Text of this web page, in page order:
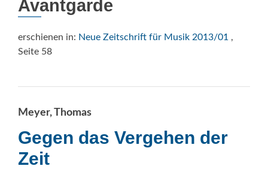
Avantgarde
erschienen in: Neue Zeitschrift für Musik 2013/01 ,
Seite 58
Meyer, Thomas
Gegen das Vergehen der
Zeit